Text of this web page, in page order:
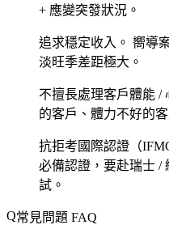
+ 應變突發狀況。
追求穩定收入。 嚮導
淡旺季差距極大。
不擅長處理客戶體能 /
的客戶、體力不好的客
抗拒考國際認證（
必備認證，要赴瑞士 /
試。
常見問題 FAQ